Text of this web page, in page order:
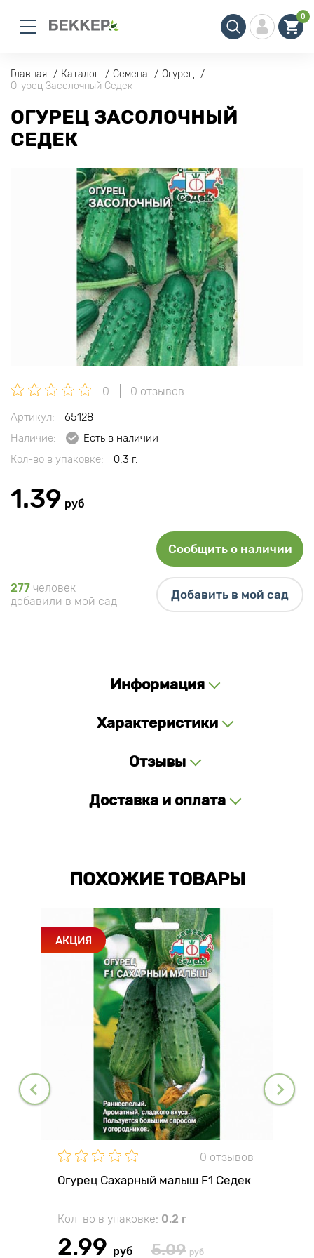
0
Главная Каталог Семена
Огурец
Огурец Засолочный Седек
ОГУРЕЦ ЗАСОЛОЧНЫЙ
СЕДЕК
0 0 отзывов
Артикул:
65128
Наличие:
Есть в наличии
Кол-во в упаковке:
0.3 г.
1.39 руб
Сообщить о наличии
277 человек
добавили в мой сад
Добавить в мой сад
Информация
Характеристики
Отзывы
Доставка и оплата
ПОХОЖИЕ ТОВАРЫ
АКЦИЯ
0 отзывов
Огурец Сахарный малыш F1 Седек
Кол-во в упаковке: 0.2 г
2.99 руб 5.09 руб